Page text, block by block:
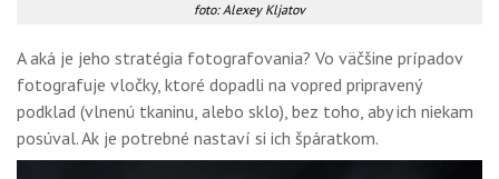
foto: Alexey Kljatov
A aká je jeho stratégia fotografovania? Vo väčšine prípadov
fotografuje vločky, ktoré dopadli na vopred pripravený
podklad (vlnenú tkaninu, alebo sklo), bez toho, aby ich niekam
posúval. Ak je potrebné nastaví si ich špáratkom.